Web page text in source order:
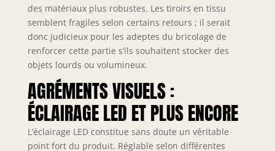
barre centrale est
équipée d'une
mousse anti-bruit
pour réduire les
grincements. Et le
métal est assorti à
un matelas double.
Aucun sommier
n'est nécessaire !
des matériaux plus robustes. Les tiroirs en tissu
semblent fragiles selon certains retours ; il serait
donc judicieux pour les adeptes du bricolage de
renforcer cette partie s’ils souhaitent stocker des
objets lourds ou volumineux.
AGRÉMENTS VISUELS :
ÉCLAIRAGE LED ET PLUS ENCORE
L’éclairage LED constitue sans doute un véritable
point fort du produit. Réglable selon différentes